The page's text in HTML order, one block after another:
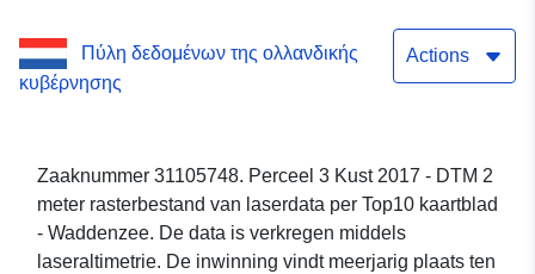
Πύλη δεδομένων της ολλανδικής
κυβέρνησης
Actions
Zaaknummer 31105748. Perceel 3 Kust 2017 - DTM 2
meter rasterbestand van laserdata per Top10 kaartblad
- Waddenzee. De data is verkregen middels
laseraltimetrie. De inwinning vindt meerjarig plaats ten